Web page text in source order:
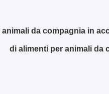
da compagnia in
di alimenti per animali da